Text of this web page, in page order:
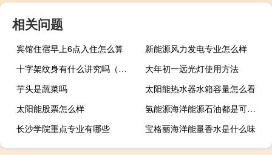
相关问题
宾馆住宿早上6点入住怎么算
新能源风力发电专业怎么样
十字架纹身有什么讲究吗（十字架纹身）
大年初一远光灯使用方法
芋头是蔬菜吗
太阳能热水器水箱容量怎么看
太阳能股票怎么样
氢能源海洋能源石油都是可再生能源
长沙学院重点专业有哪些
宝格丽海洋能量香水是什么味